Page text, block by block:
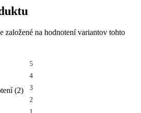
založené na hodnotení variantov tohto
(2)
5
4
3
2
1